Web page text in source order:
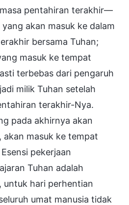
pentahiran terakhir—
akan masuk ke dalam
bersama Tuhan;
masuk ke tempat
terbebas dari pengaruh
milik Tuhan setelah
terakhir-Nya.
pada akhirnya akan
akan masuk ke tempat
pekerjaan
Tuhan adalah
untuk hari perhentian
umat manusia tidak